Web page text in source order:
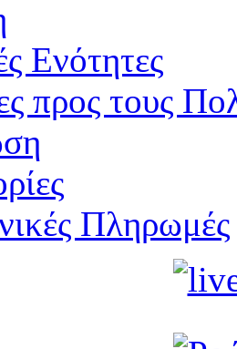
Ενότητες
προς τους
Πληρωμές